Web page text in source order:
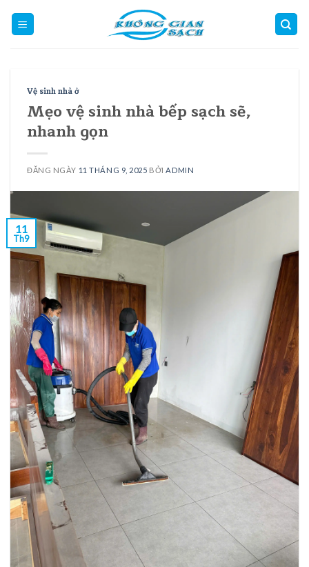
Vệ sinh nhà ở
Mẹo vệ sinh nhà bếp sạch sẽ,
nhanh gọn
ĐĂNG NGÀY 11 THÁNG 9, 2025 BỞI ADMIN
11
Th9